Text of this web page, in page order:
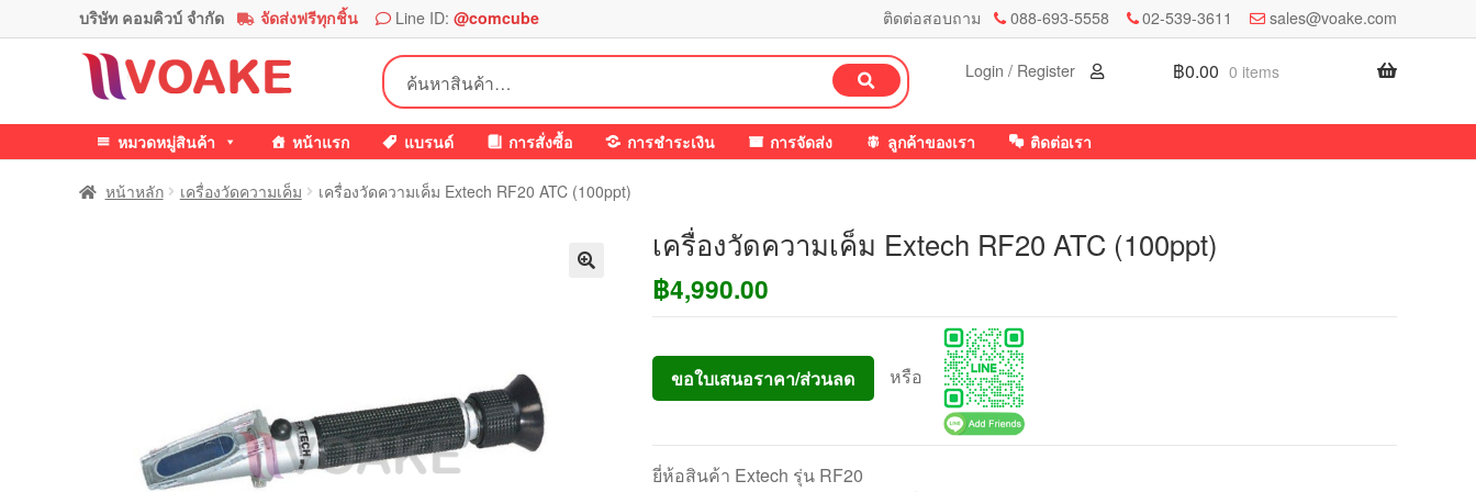
บริษัท คอมคิวบ์ จำกัด จัดส่งฟรีทุกชิ้น Line ID: @comcube ติดต่อสอบถาม 088-693-5558 02-539-3611 sales@voake.com
Skip
to
Skip
to
ค้นหา:
ค้นหา ฿0.00 0 items
Login / Register
หมวดหมู่สินค้า หน้าแรก แบรนด์ การสั่งซื้อ การชำระเงิน การจัดส่ง ลูกค้าของเรา ติดต่อเรา
หน้าหลัก เครื่องวัดความเค็ม เครื่องวัดความเค็ม Extech RF20 ATC (100ppt)
เครื่องวัดความเค็ม Extech RF20 ATC (100ppt)
฿4,990.00
ขอใบเสนอราคา/ส่วนลด หรือ
ยี่ห้อสินค้า Extech รุ่น RF20